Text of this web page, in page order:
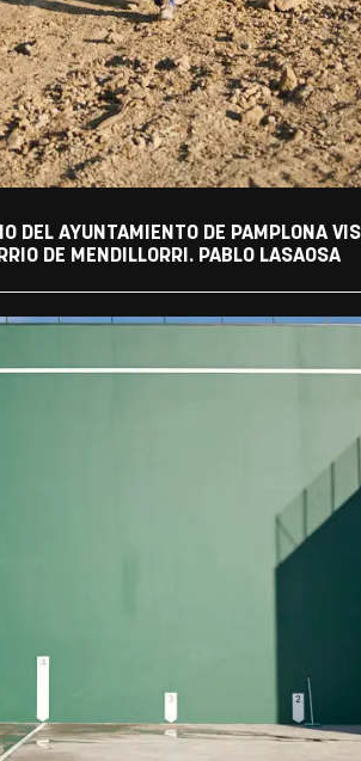
DEL AYUNTAMIENTO DE PAMPLONA
DE MENDILLORRI. PABLO LASAOSA